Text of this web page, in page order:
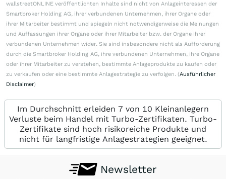
wallstreetONLINE veröffentlichten Inhalte sind nicht von Anlageinteressen der
Smartbroker Holding AG, ihrer verbundenen Unternehmen, ihrer Organe oder
ihrer Mitarbeiter bestimmt und spiegeln nicht notwendigerweise die Meinungen
und Auffassungen ihrer Organe oder ihrer Mitarbeiter bzw. der Organe ihrer
verbundenen Unternehmen wider. Sie sind insbesondere nicht als Aufforderung
durch die Smartbroker Holding AG, ihre verbundenen Unternehmen, ihre Organe
oder ihrer Mitarbeiter zu verstehen, bestimmte Anlageprodukte zu kaufen oder
zu verkaufen oder eine bestimmte Anlagestrategie zu verfolgen. (Ausführlicher
Disclaimer)
Im Durchschnitt erleiden 7 von 10 Kleinanlegern
Verluste beim Handel mit Turbo-Zertifikaten. Turbo-
Zertifikate sind hoch risikoreiche Produkte und
nicht für langfristige Anlagestrategien geeignet.
Newsletter